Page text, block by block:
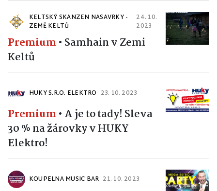
KELTSKÝ SKANZEN NASAVRKY -
ZEMĚ KELTŮ
24. 10.
2023
Premium • Samhain v Zemi
Keltů
HUKY S.R.O. ELEKTRO 23. 10. 2023
Premium • A je to tady! Sleva
30 % na žárovky v HUKY
Elektro!
KOUPELNA MUSIC BAR 21. 10. 2023